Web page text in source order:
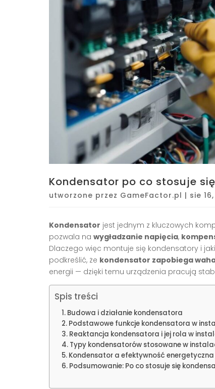
Kondensator po co stosuje
utworzone przez GameFactor.pl | sie
Kondensator jest jednym z kluczowych
pozwala na wygładzanie napięcia,
Dlaczego więc montuje się kondensatory i
podkreślić, że kondensator zapobiega
energii — dzięki temu urządzenia pracują
Spis treści
Budowa i działanie kondensatora
Podstawowe funkcje kondensatora w
Reaktancja kondensatora i jej rola w
Typy kondensatorów stosowane w
Kondensator a efektywność
Podsumowanie: Po co stosuje się